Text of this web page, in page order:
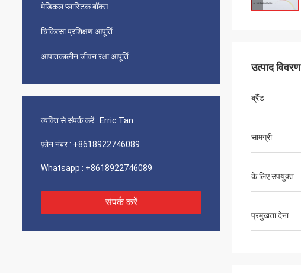
मेडिकल प्लास्टिक बॉक्स
चिकित्सा प्रशिक्षण आपूर्ति
आपातकालीन जीवन रक्षा आपूर्ति
व्यक्ति से संपर्क करें : Erric Tan
फ़ोन नंबर : +8618922746089
Whatsapp : +8618922746089
संपर्क करें
उत्पाद विवरण
ब्रैंड
सामग्री
के लिए उपयुक्त
प्रमुखता देना